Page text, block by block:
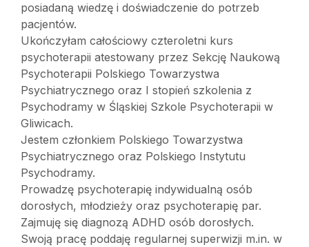
posiadaną wiedzę i doświadczenie do potrzeb
pacjentów.
Ukończyłam całościowy czteroletni kurs
psychoterapii atestowany przez Sekcję Naukową
Psychoterapii Polskiego Towarzystwa
Psychiatrycznego oraz I stopień szkolenia z
Psychodramy w Śląskiej Szkole Psychoterapii w
Gliwicach.
Jestem członkiem Polskiego Towarzystwa
Psychiatrycznego oraz Polskiego Instytutu
Psychodramy.
Prowadzę psychoterapię indywidualną osób
dorosłych, młodzieży oraz psychoterapię par.
Zajmuję się diagnozą ADHD osób dorosłych.
Swoją pracę poddaję regularnej superwizji m.in. w